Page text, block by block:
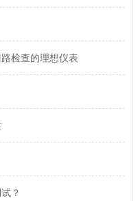
检查的理想仪表
？